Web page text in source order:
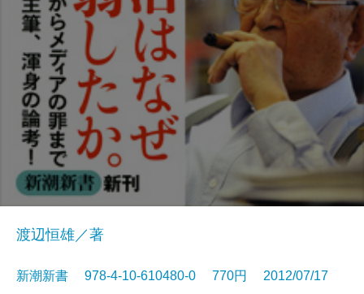
渡辺恒雄／著
新潮新書 978-4-10-610480-0 770円 2012/07/17